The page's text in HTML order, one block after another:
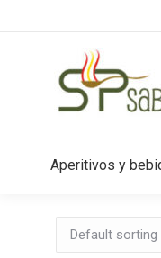
Aperitivos y